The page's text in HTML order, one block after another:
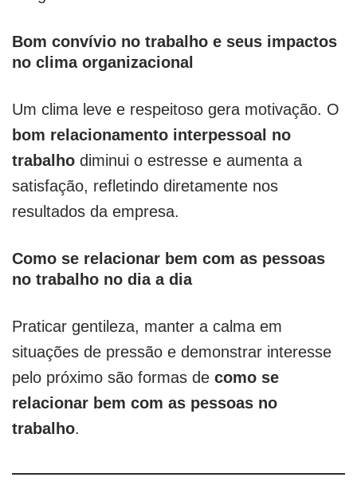
Bom convívio no trabalho e seus impactos
no clima organizacional
Um clima leve e respeitoso gera motivação. O
bom relacionamento interpessoal no
trabalho diminui o estresse e aumenta a
satisfação, refletindo diretamente nos
resultados da empresa.
Como se relacionar bem com as pessoas
no trabalho no dia a dia
Praticar gentileza, manter a calma em
situações de pressão e demonstrar interesse
pelo próximo são formas de como se
relacionar bem com as pessoas no
trabalho.